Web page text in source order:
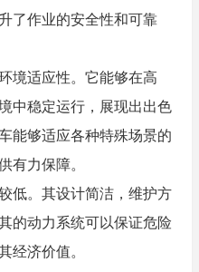
了作业的安全性和可靠
境适应性。它能够在高
中稳定运行，展现出出色
能够适应各种特殊场景的
有力保障。
低。其设计简洁，维护方
的动力系统可以保证危险
经济价值。